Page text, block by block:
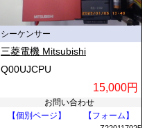
シーケンサー
三菱電機 Mitsubishi
Q00UJCPU
15,000円
お問い合わせ
【個別ページ】
【フォーム】